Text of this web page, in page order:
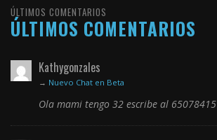
ÚLTIMOS COMENTARIOS
ÚLTIMOS COMENTARIOS
Kathygonzales
→ Nuevo Chat en Beta
Ola mami tengo 32 escribe al 65078415